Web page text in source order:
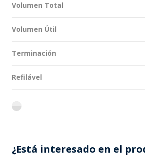
Volumen Total
Volumen Útil
Terminación
Refilável
flint
¿Está interesado en el